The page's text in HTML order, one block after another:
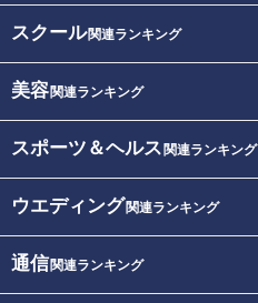
スクール関連ランキング
美容関連ランキング
スポーツ＆ヘルス 関連ランキング
ウエディング関連ランキング
通信関連ランキング